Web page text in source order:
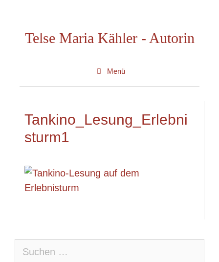
springenTelse Maria Kähler - Autorin
Menü
Tankino_Lesung_Erlebni
sturm1
nach: